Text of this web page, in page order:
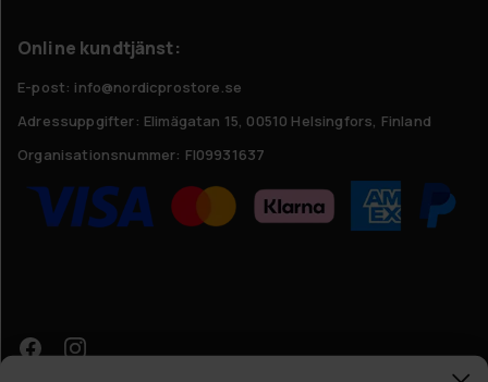
Online kundtjänst:
E-post: info@nordicprostore.se
Adressuppgifter: Elimägatan 15, 00510 Helsingfors, Finland
Organisationsnummer: FI09931637